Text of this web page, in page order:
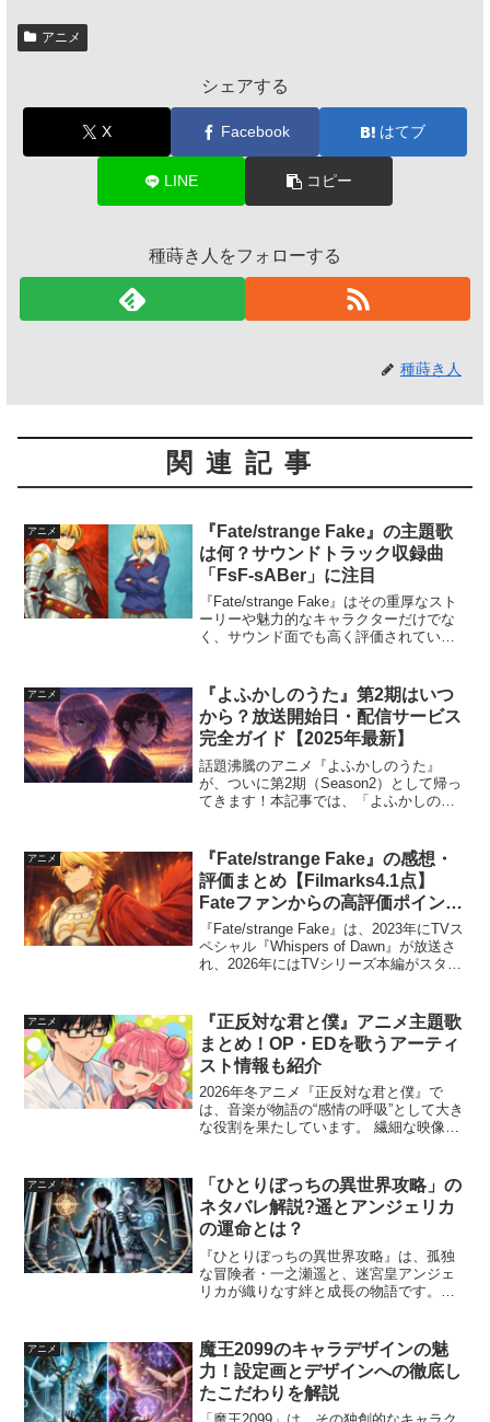
アニメ
シェアする
X Facebook はてブ
LINE コピー
種蒔き人をフォローする
種蒔き人
関連記事
アニメ
『Fate/strange Fake』の主題歌
は何？サウンドトラック収録曲
「FsF-sABer」に注目
『Fate/strange Fake』はその重厚なスト
ーリーや魅力的なキャラクターだけでな
く、サウンド面でも高く評価されている
げており、中でも注目されているのがサ
ウン...
アニメ
『よふかしのうた』第2期はいつ
から？放送開始日・配信サービス
完全ガイド【2025年最新】
話題沸騰のアニメ『よふかしのうた』
が、ついに第2期（Season2）として帰っ
てきます！本記事では、「よふかしのう
声優情報は？」といった疑問にすべてお
答えします。20...
アニメ
『Fate/strange Fake』の感想・
評価まとめ【Filmarks4.1点】
Fateファンからの高評価ポイント
とは？
『Fate/strange Fake』は、2023年にTVス
ペシャル『Whispers of Dawn』が放送さ
れ、2026年にはTVシリーズ本編がスター
アニメ
『正反対な君と僕』アニメ主題歌
まとめ！OP・EDを歌うアーティ
スト情報も紹介
2026年冬アニメ『正反対な君と僕』で
は、音楽が物語の“感情の呼吸”として大き
な役割を果たしています。 繊細な映像と
（ED）の主題歌は、 キャラクターの心情
や作品のテーマを...
アニメ
「ひとりぼっちの異世界攻略」の
ネタバレ解説?遥とアンジェリカ
の運命とは？
『ひとりぼっちの異世界攻略』は、孤独
な冒険者・一之瀬遥と、迷宮皇アンジェ
リカが織りなす絆と成長の物語です。物
ファンに感動を与えています。この記事
では、物語の核心に迫りつ...
アニメ
魔王2099のキャラデザインの魅
力！設定画とデザインへの徹底し
たこだわりを解説